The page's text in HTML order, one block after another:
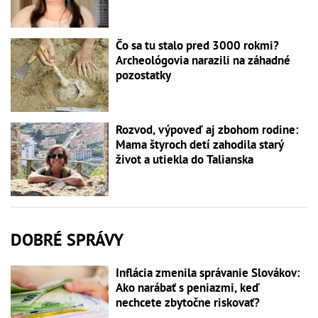
Čo sa tu stalo pred 3000 rokmi?
Archeológovia narazili na záhadné
pozostatky
Rozvod, výpoveď aj zbohom rodine:
Mama štyroch detí zahodila starý
život a utiekla do Talianska
DOBRÉ SPRÁVY
Inflácia zmenila správanie Slovákov:
Ako narábať s peniazmi, keď
nechcete zbytočne riskovať?